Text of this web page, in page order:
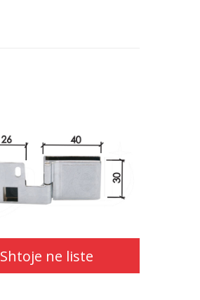
Shtoje ne liste